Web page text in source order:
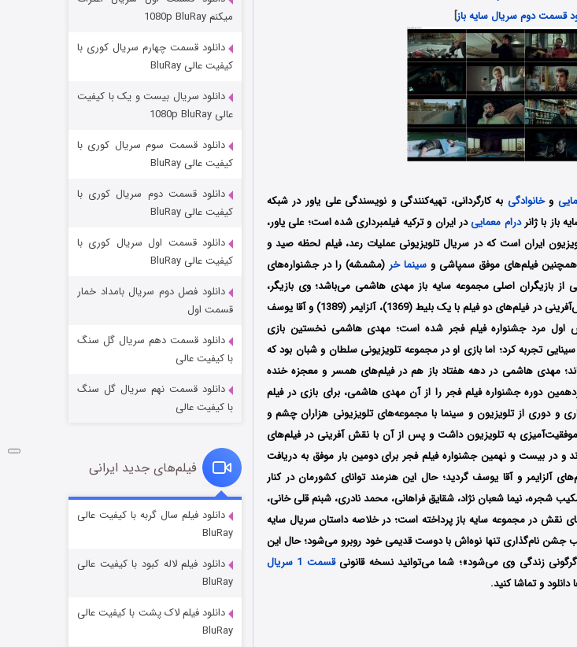
قسمت دوم سریال سایه باز]
وخانوادگی به کارگردانی، تهیه‌کنندگی و نویسندگی علی یاور در شبکه
درام معماییدر ایران و ترکیه فیلمبرداری شده است؛ علی یاور،
ایران است که در سریال تلویزیونی عملیات رعد، فیلم لحظه صید و
فیلم‌های موفق سمپاشی و سینما خر (مشمشه) را در جشنواره‌های
از بازیگران اصلی مجموعه سایه باز مهدی هاشمی می‌باشد؛ وی بازیگر،
کارگردان و فیلمنامه‌نویس ایرانی است؛ او برای نقش‌آفرینی در فیلم‌های دو فیلم با یک بلیط (1369)، آلزایمر (1389) و آقا یوسف
نقش اول مرد جشنواره فیلم فجر شده‌ است؛ مهدی هاشمی نخستین بازی
تجربه کرد؛ اما بازی او در مجموعه تلویزیونی سلطان و شبان بود که
مهدی هاشمی در دهه هفتاد باز هم در فیلم‌های همسر و معجزه خنده
دوره جشنواره فیلم فجر را از آن مهدی هاشمی، برای بازی در فیلم
دوری از تلویزیون و سینما با مجموعه‌های تلویزیونی هزاران چشم و
موفقیت‌آمیزی به تلویزیون داشت و پس از آن با نقش آفرینی در فیلم‌های
و در بیست و نهمین جشنواره فیلم فجر برای دومین بار موفق به دریافت
آلزایمر و آقا یوسف گردید؛ حال این هنرمند توانای کشورمان در کنار
شجره، نیما شعبان نژاد، شقایق فراهانی، محمد نادری، شبنم قلی خانی،
نقش در مجموعه سایه باز پرداخته است؛ در خلاصه داستان سریال سایه
جشن نام‌گذاری تنها نوه‌اش با دوست قدیمی خود روبرو می‌شود؛ حال این
زندگی وی می‌شود»؛ شما می‌توانید نسخه قانونی
قسمت 1 سریال
و تماشا کنید.
مردگان متحرک: شهر مرده ۳
شکست استوارت در نجات جهان
قسمت ۷ (زیرنویس) منتشر شد
شوگر فصل ۲
قسمت
میکنم 1080p BluRay
دانلود قسمت چهارم سریال کوری با
کیفیت عالی BluRay
دانلود سریال بیست و یک با کیفیت
عالی 1080p BluRay
دانلود قسمت سوم سریال کوری با
کیفیت عالی BluRay
دانلود قسمت دوم سریال کوری با
کیفیت عالی BluRay
دانلود قسمت اول سریال کوری با
کیفیت عالی BluRay
دانلود فصل دوم سریال بامداد خمار
قسمت اول
دانلود قسمت دهم سریال گل سنگ
با کیفیت عالی
دانلود قسمت نهم سریال گل سنگ
با کیفیت عالی
فیلم‌های جدید ایرانی
دانلود فیلم سال گربه با کیفیت عالی
BluRay
دانلود فیلم لاله کبود با کیفیت عالی
BluRay
دانلود فیلم لاک پشت با کیفیت عالی
BluRay